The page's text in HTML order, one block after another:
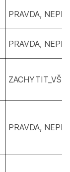
PRAVDA,
PRAVDA,
PRAVDA,